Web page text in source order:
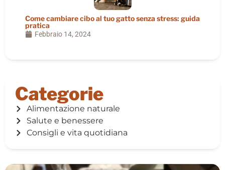
Come cambiare cibo al tuo gatto senza stress: guida
pratica
Febbraio 14, 2024
Categorie
Alimentazione naturale
Salute e benessere
Consigli e vita quotidiana